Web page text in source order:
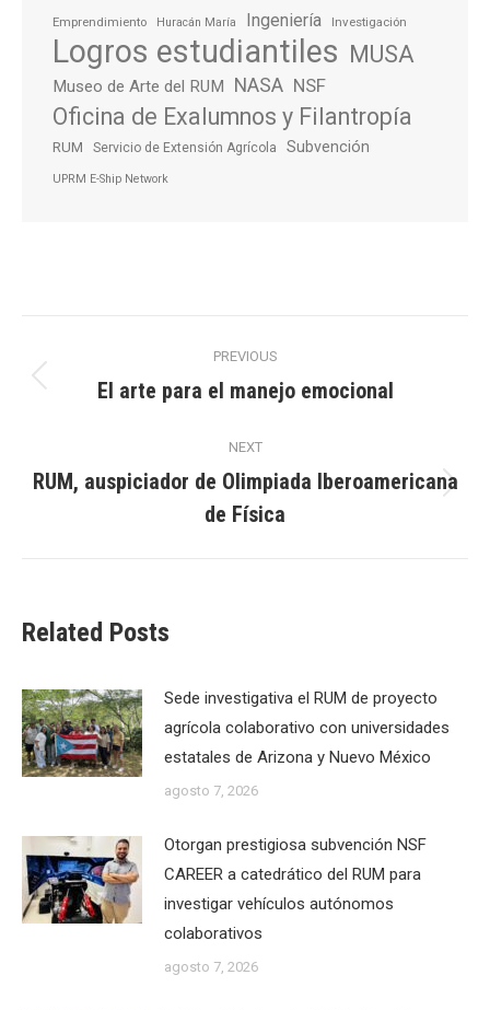
Emprendimiento Huracán María Ingeniería Investigación
Logros estudiantiles MUSA
Museo de Arte del RUM NASA NSF
Oficina de Exalumnos y Filantropía
RUM Servicio de Extensión Agrícola Subvención
UPRM E-Ship Network
navigation
PREVIOUS
Previous
El arte para el manejo emocional
NEXT
Next
post:
RUM, auspiciador de Olimpiada Iberoamericana
de Física
Related Posts
Sede investigativa el RUM de proyecto
agrícola colaborativo con universidades
estatales de Arizona y Nuevo México
agosto 7, 2026
Otorgan prestigiosa subvención NSF
CAREER a catedrático del RUM para
investigar vehículos autónomos
colaborativos
agosto 7, 2026